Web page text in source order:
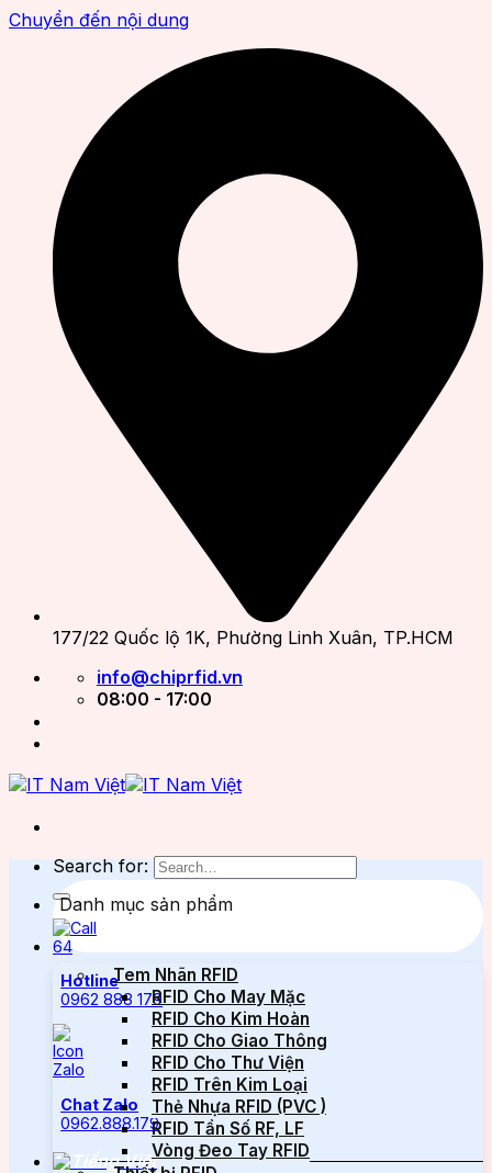
Chuyển đến nội dung
177/22 Quốc lộ 1K, Phường Linh Xuân, TP.HCM
info@chiprfid.vn
08:00 - 17:00
Search for:
Hotline
0962 888 179
Chat Zalo
0962.888.179
Danh mục sản phẩm
Tem Nhãn RFID
RFID Cho May Mặc
RFID Cho Kim Hoàn
RFID Cho Giao Thông
RFID Cho Thư Viện
RFID Trên Kim Loại
Thẻ Nhựa RFID (PVC )
RFID Tần Số RF, LF
Vòng Đeo Tay RFID